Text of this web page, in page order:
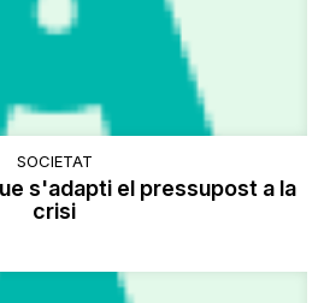
SOCIETAT
s'adapti el pressupost a la
crisi